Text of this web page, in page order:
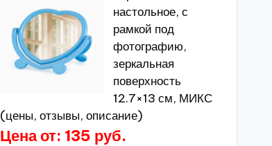
настольное, с
рамкой под
фотографию,
зеркальная
поверхность
12.7×13 см, МИКС
(цены, отзывы, описание)
Цена от: 135 руб.